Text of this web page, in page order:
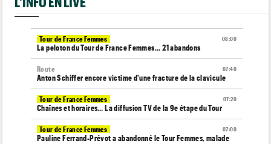
08:00
Tour de France Femmes
La peloton du Tour de France Femmes... 21 abandons
07:40
Route
Anton Schiffer encore victime d'une fracture de la clavicule
07:20
Tour de France Femmes
Chaînes et horaires… La diffusion TV de la 9e étape du Tour
07:00
Tour de France Femmes
Pauline Ferrand-Prévot a abandonné le Tour Femmes, malade